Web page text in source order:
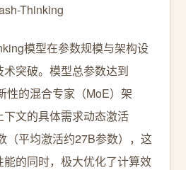
Thinking
模型在参数规模与架构设
突破。模型总参数达到
性的混合专家（MoE）架
文的具体需求动态激活
（平均激活约27B参数），这
的同时，极大优化了计算效